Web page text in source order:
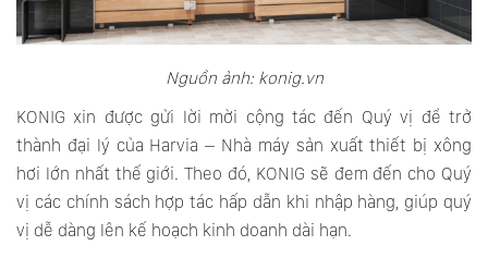
Nguồn ảnh: konig.vn
KONIG xin được gửi lời mời cộng tác đến Quý vị để trở
thành đại lý của Harvia – Nhà máy sản xuất thiết bị xông
hơi lớn nhất thế giới. Theo đó, KONIG sẽ đem đến cho Quý
vị các chính sách hợp tác hấp dẫn khi nhập hàng, giúp quý
vị dễ dàng lên kế hoạch kinh doanh dài hạn.